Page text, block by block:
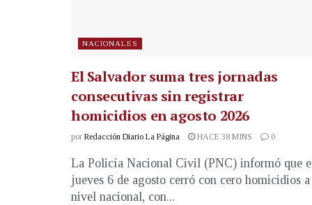
NACIONALES
El Salvador suma tres jornadas
consecutivas sin registrar
homicidios en agosto 2026
por Redacción Diario La Página HACE 38 MINS 0
La Policía Nacional Civil (PNC) informó que
jueves 6 de agosto cerró con cero homicidios a
nivel nacional, con...